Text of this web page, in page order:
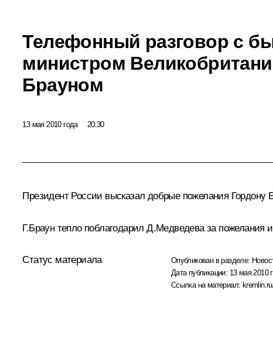
Телефонный разговор с
министром
Брауном
13 мая 2010 года 20:30
Президент России высказал добрые пожелания Гордону
Г.Браун тепло поблагодарил Д.Медведева за пожелания
Статус материала Опубликован в разделе:
Дата публикации: 13 мая 2010
Ссылка на материал: